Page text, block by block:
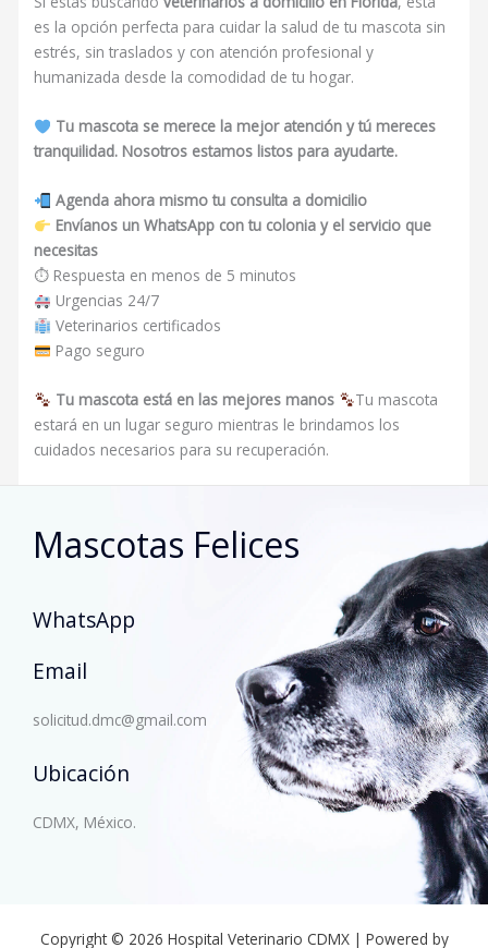
es la opción perfecta para cuidar la salud de tu mascota sin
estrés, sin traslados y con atención profesional y
humanizada desde la comodidad de tu hogar.
Tu mascota se merece la mejor atención y tú mereces
tranquilidad. Nosotros estamos listos para ayudarte.
Agenda ahora mismo tu consulta a domicilio
Envíanos un WhatsApp con tu colonia y el servicio que
necesitas
⏱ Respuesta en menos de 5 minutos
Urgencias 24/7
Veterinarios certificados
Pago seguro
Tu mascota está en las mejores manos
Tu mascota
estará en un lugar seguro mientras le brindamos los
cuidados necesarios para su recuperación.
Mascotas Felices
WhatsApp
Email
solicitud.dmc@gmail.com
Ubicación
CDMX, México.
Copyright © 2026 Hospital Veterinario CDMX | Powered by